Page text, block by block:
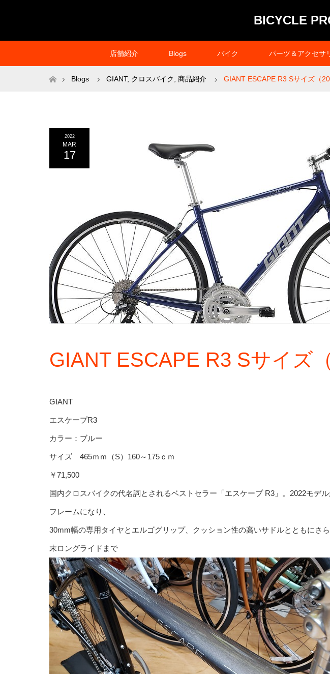
BICYCLE
店舗紹介 Blogs バイク パーツ＆アクセサ
ホームBlogs GIANT, クロスバイク 商品紹介 GIANT ESCAPE R3 Sサイズ（
2022
MAR
17
GIANT ESCAPE R3 Sサイズ（
GIANT
エスケープR3
カラー：ブルー
サイズ 465ｍｍ（S）160～175ｃｍ
￥71,500
国内クロスバイクの代名詞とされるベストセラー「エスケープ R3」。2022モデ
フレームになり、
30mm幅の専用タイヤとエルゴグリップ、クッション性の高いサドルとともにさ
末ロングライドまで